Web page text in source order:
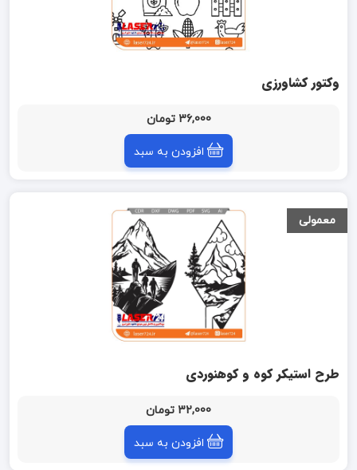
وکتور کشاورزی
36,000 تومان
افزودن به سبد
معمولی
طرح استیکر کوه و کوهنوردی
32,000 تومان
افزودن به سبد